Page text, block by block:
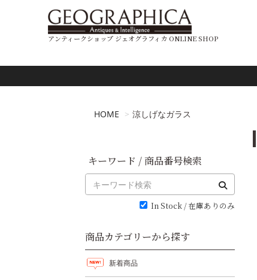
アンティークショップ ジェオグラフィカ ONLINE SHOP
HOME 涼しげなガラス
キーワード / 商品番号検索
In Stock / 在庫ありのみ
商品カテゴリーから探す
新着商品